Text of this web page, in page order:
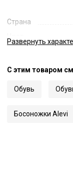
Страна
Цвет
Артикул
Развернуть
С этим товаром
Обувь
Босоножки Alevi